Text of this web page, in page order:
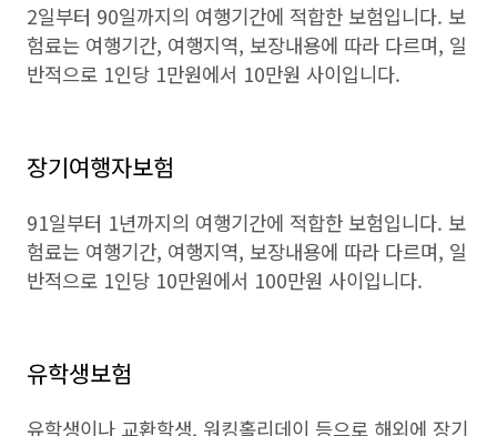
2일부터 90일까지의 여행기간에 적합한 보험입니다. 보
험료는 여행기간, 여행지역, 보장내용에 따라 다르며, 일
반적으로 1인당 1만원에서 10만원 사이입니다.
장기여행자보험
91일부터 1년까지의 여행기간에 적합한 보험입니다. 보
험료는 여행기간, 여행지역, 보장내용에 따라 다르며, 일
반적으로 1인당 10만원에서 100만원 사이입니다.
유학생보험
유학생이나 교환학생, 워킹홀리데이 등으로 해외에 장기